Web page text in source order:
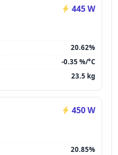
445 W
20.62%
-0.35 %/°C
23.5 kg
450 W
20.85%